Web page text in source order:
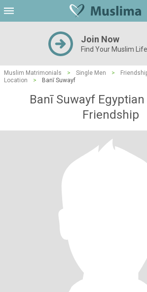
Join Now
Find Your Muslim
Muslim Matrimonials > Single Men >
Location
> Banī Suwayf
Banī Suwayf
Friendship